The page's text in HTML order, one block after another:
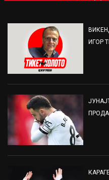
ИГОР